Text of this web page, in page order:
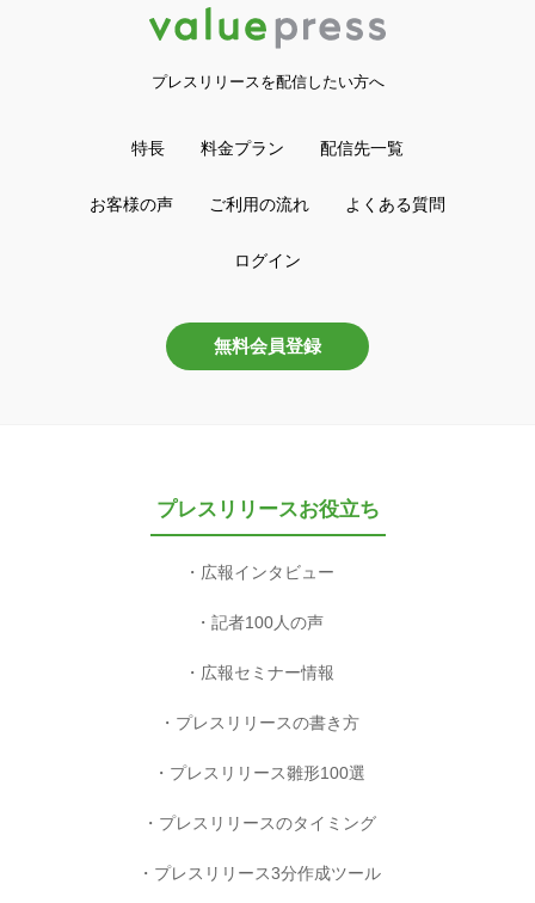
プレスリリースを配信したい方へ
特長 料金プラン 配信先一覧
お客様の声 ご利用の流れ よくある質問
ログイン
無料会員登録
プレスリリースお役立ち
広報インタビュー
記者100人の声
広報セミナー情報
プレスリリースの書き方
プレスリリース雛形100選
プレスリリースのタイミング
プレスリリース3分作成ツール